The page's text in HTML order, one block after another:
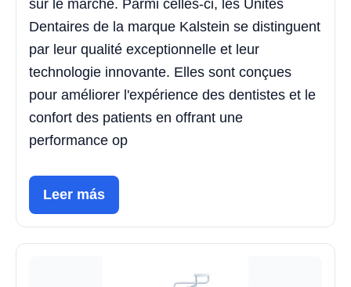
sur le marché. Parmi celles-ci, les Unites
Dentaires de la marque Kalstein se distinguent
par leur qualité exceptionnelle et leur
technologie innovante. Elles sont conçues
pour améliorer l'expérience des dentistes et le
confort des patients en offrant une
performance op
Leer más